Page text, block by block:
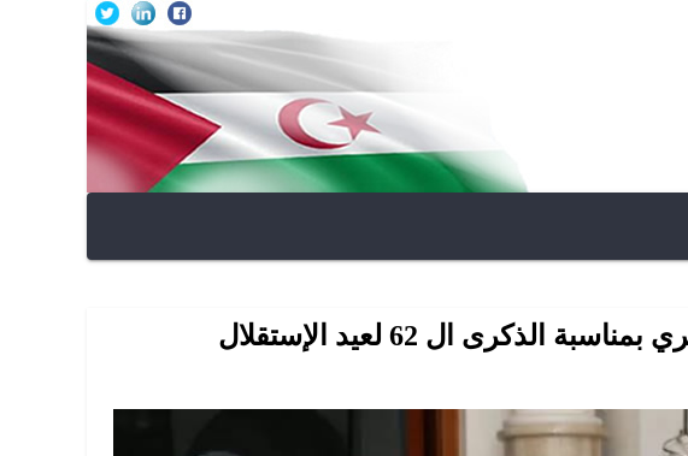
ال 62 لعيد الإستقلال